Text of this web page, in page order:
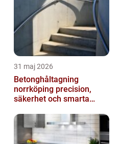
31 maj 2026
Betonghåltagning
norrköping precision,
säkerhet och smarta